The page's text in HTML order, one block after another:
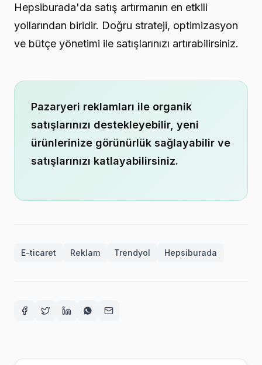
Hepsiburada'da satış artırmanın en etkili
yollarından biridir. Doğru strateji, optimizasyon
ve bütçe yönetimi ile satışlarınızı artırabilirsiniz.
Pazaryeri reklamları ile organik
satışlarınızı destekleyebilir, yeni
ürünlerinize görünürlük sağlayabilir ve
satışlarınızı katlayabilirsiniz.
E-ticaret Reklam Trendyol Hepsiburada
Facebook
TwitterLinkedInWhatsApp
E-posta